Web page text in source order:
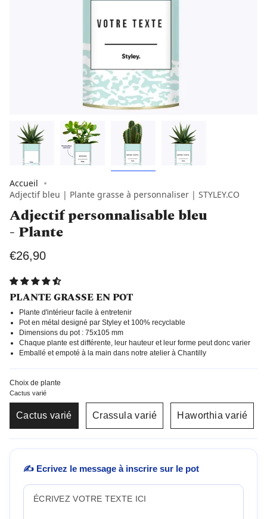
Accueil
Adjectif bleu | Plante grasse à personnaliser | STYLEY.CO
Adjectif personnalisable bleu
- Plante
€26,90
PLANTE GRASSE EN POT
Plante d'intérieur facile à entretenir
Pot en métal designé par Styley et 100% recyclable
Dimensions du pot : 75x105 mm
Chaque plante est différente, leur hauteur et leur forme peut donc varier
Emballé et empoté à la main dans notre atelier à Chantilly
Choix de plante
Cactus varié
Cactus varié Crassula varié Haworthia varié
✍️ Ecrivez le message à inscrire sur le pot